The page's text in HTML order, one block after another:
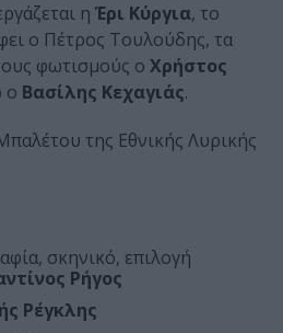
η Έρι Κύργια, το
ο Πέτρος Τουλούδης, τα
φωτισμούς ο Χρήστος
ο Βασίλης Κεχαγιάς.
της Εθνικής Λυρικής
σκηνικό, επιλογή
Ρήγος
Ρέγκλης